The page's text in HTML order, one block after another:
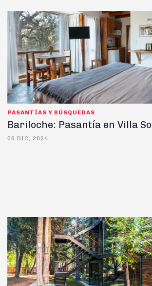
PASANTÍAS Y BÚSQUEDAS
Bariloche: Pasantía en Villa
06 DIC, 2024